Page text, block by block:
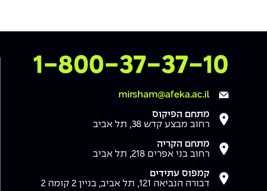
צרו איתנו קשר
1-800-37-37-10
mirsham@afeka.ac.il
מתחם הפיקוס
רחוב מבצע קדש 38, תל אביב
מתחם הקריה
רחוב בני אפרים 218, תל אביב
קמפוס עתידים
דבורה הנביאה 121, תל אביב, בניין 2 קומה 2